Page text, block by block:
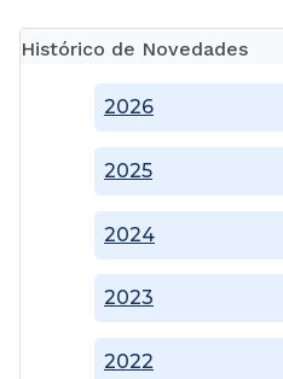
Histórico de Novedades
2022
2023
2024
2025
2026